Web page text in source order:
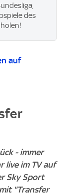
des
auf
- immer
live im TV auf
Sky Sport
"Transfer